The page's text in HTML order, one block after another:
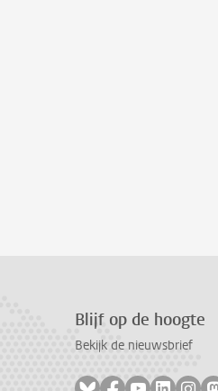
Blijf op de hoogte
Bekijk de nieuwsbrief
Volg ons op bluesky
Volg ons op
Volg ons op
Volg